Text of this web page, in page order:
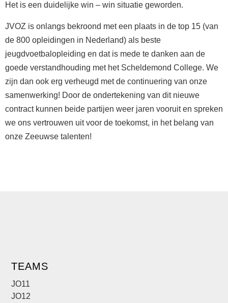
Het is een duidelijke win – win situatie geworden.
JVOZ is onlangs bekroond met een plaats in de top 15 (van
de 800 opleidingen in Nederland) als beste
jeugdvoetbalopleiding en dat is mede te danken aan de
goede verstandhouding met het Scheldemond College. We
zijn dan ook erg verheugd met de continuering van onze
samenwerking! Door de ondertekening van dit nieuwe
contract kunnen beide partijen weer jaren vooruit en spreken
we ons vertrouwen uit voor de toekomst, in het belang van
onze Zeeuwse talenten!
TEAMS
JO11
JO12